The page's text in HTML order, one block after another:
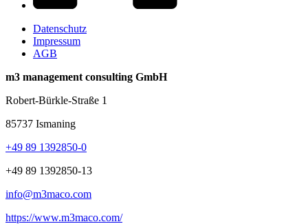
Datenschutz
Impressum
AGB
m3 management consulting GmbH
Robert-Bürkle-Straße 1
85737 Ismaning
+49 89 1392850-0
+49 89 1392850-13
info@m3maco.com
https://www.m3maco.com/